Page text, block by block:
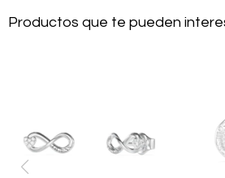
Productos que te pueden